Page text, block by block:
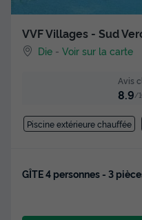
VVF Villages - Sud
Die -Voir sur la carte
Avis
8.9/
Piscine extérieure chauffée
GÎTE 4 personnes - 3